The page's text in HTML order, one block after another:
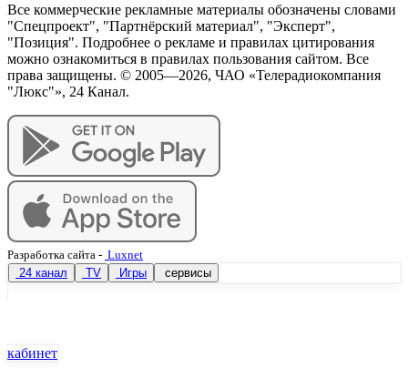
Все коммерческие рекламные материалы обозначены словами
"Спецпроект", "Партнёрский материал", "Эксперт",
"Позиция". Подробнее о рекламе и правилах цитирования
можно ознакомиться в правилах пользования сайтом. Все
права защищены. © 2005—2026, ЧАО «Телерадиокомпания
"Люкс"», 24 Канал.
Разработка сайта - Luxnet
24 канал
TV Игры сервисы
кабинет